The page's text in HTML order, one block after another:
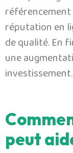
réputation en
de qualité. En
une
investissement.
peut